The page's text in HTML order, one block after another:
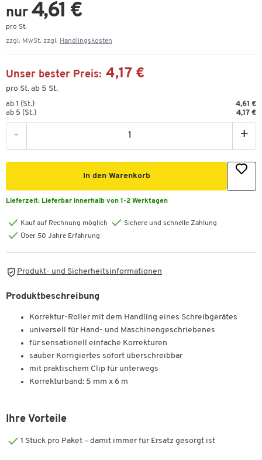
nur 4,61 €
pro St.
zzgl. MwSt. zzgl. Handlingskosten
Unser bester Preis: 4,17 €
pro St. ab 5 St.
ab 1 (St.)
4,61 €
ab 5 (St.)
4,17 €
- +
In den Warenkorb
Lieferzeit: Lieferbar innerhalb von 1-2 Werktagen
Kauf auf Rechnung möglich
Sichere und schnelle Zahlung
Über 50 Jahre Erfahrung
Produkt- und Sicherheitsinformationen
Produktbeschreibung
Korrektur-Roller mit dem Handling eines Schreibgerätes
universell für Hand- und Maschinengeschriebenes
für sensationell einfache Korrekturen
sauber Korrigiertes sofort überschreibbar
mit praktischem Clip für unterwegs
Korrekturband: 5 mm x 6 m
Ihre Vorteile
1 Stück pro Paket – damit immer für Ersatz gesorgt ist